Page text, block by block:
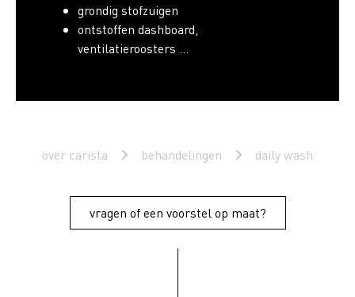
grondig stofzuigen
ontstoffen dashboard,
ventilatieroosters …
over carista behandelingen daily wash
vragen of een voorstel op maat?